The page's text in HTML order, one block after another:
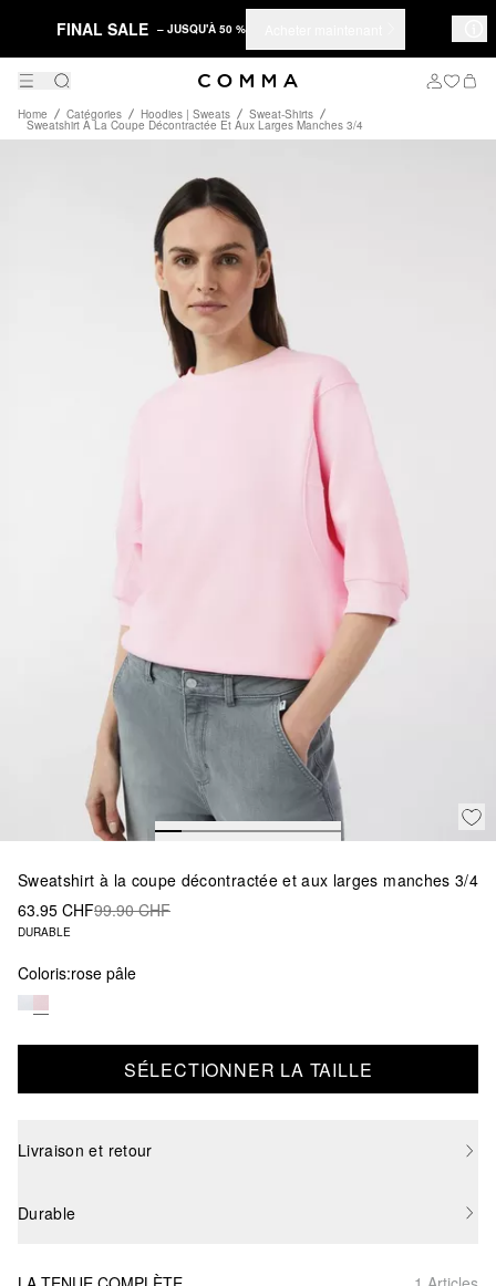
FINAL SALE – JUSQU'À 50 %
Home Catégories Hoodies | Sweats Sweat-Shirts
Sweatshirt À La Coupe Décontractée Et Aux Larges Manches 3/4
Sweatshirt à la coupe décontractée et aux larges manches 3/4
63.95 CHF99.90 CHF
DURABLE
Coloris:rose pâle
SÉLECTIONNER LA TAILLE
Livraison et retour
Durable